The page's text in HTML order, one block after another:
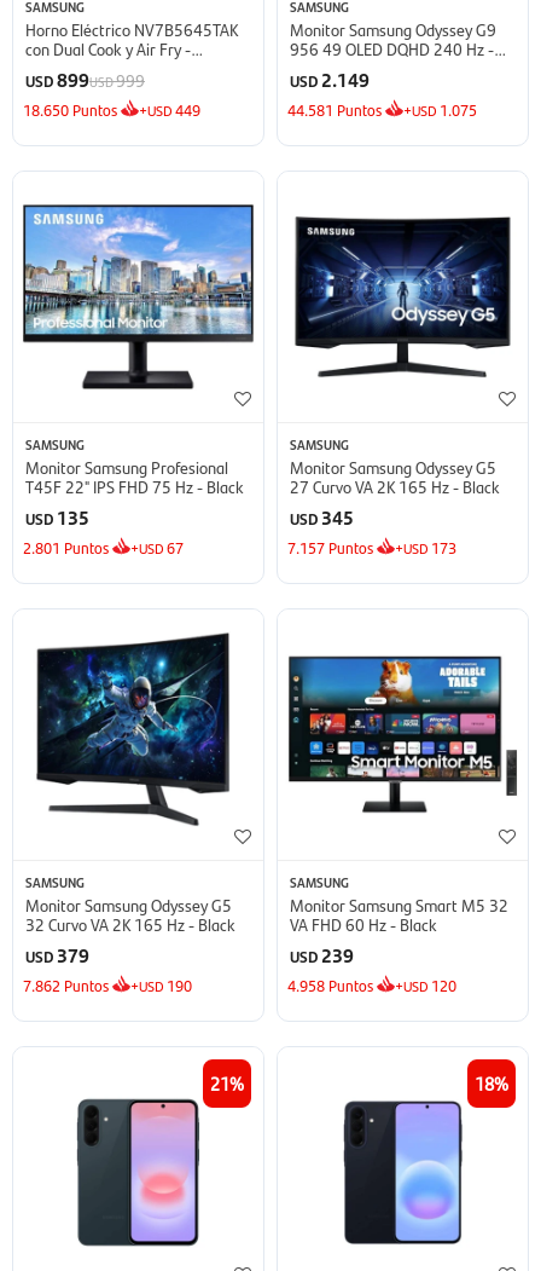
SAMSUNG
Horno Eléctrico NV7B5645TAK
con Dual Cook y Air Fry -
NV7B5645TAK
USD899USD999
18.650 Puntos +USD449
SAMSUNG
Monitor Samsung Odyssey G9
956 49 OLED DQHD 240 Hz -
USD 2.149
44.581 Puntos +USD 1.075
SAMSUNG
Monitor Samsung Profesional
T45F 22" IPS FHD 75 Hz - Black
USD 135
2.801 Puntos +USD67
SAMSUNG
Monitor Samsung Odyssey G5
27 Curvo VA 2K 165 Hz - Black
USD 345
7.157 Puntos +USD 173
SAMSUNG
Monitor Samsung Odyssey G5
32 Curvo VA 2K 165 Hz - Black
USD 379
7.862 Puntos +USD 190
SAMSUNG
Monitor Samsung Smart M5 32
VA FHD 60 Hz - Black
USD 239
4.958 Puntos +USD 120
21 18